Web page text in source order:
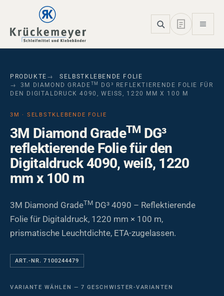
Skip to main navigation
Skip to main content
Skip to page footer
PRODUKTE
SELBSTKLEBENDE FOLIE
3M DIAMOND GRADE TM
DG³ REFLEKTIERENDE FOLIE FÜR
DEN DIGITALDRUCK 4090, WEISS, 1220 MM X 100 M
3M · SELBSTKLEBENDE FOLIE
3M Diamond GradeTMDG³
reflektierende Folie für den
Digitaldruck 4090, weiß, 1220
mm x 100 m
3M Diamond GradeTM DG³ 4090 – Reflektierende
Folie für Digitaldruck, 1220 mm × 100 m,
prismatische Leuchtdichte, ETA-zugelassen.
ART.-NR. 7100244479
VARIANTE WÄHLEN — 7 GESCHWISTER-VARIANTEN